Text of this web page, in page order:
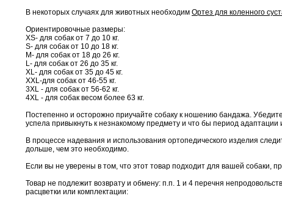
В некоторых случаях для животных необходим Ортез для коленного
Ориентировочные размеры:
XS- для собак от 7 до 10 кг.
S- для собак от 10 до 18 кг.
M- для собак от 18 до 26 кг.
L- для собак от 26 до 35 кг.
XL- для собак от 35 до 45 кг.
XXL-для собак от 46-55 кг.
3XL - для собак от 56-62 кг.
4XL - для собак весом более 63 кг.
Постепенно и осторожно приучайте собаку к ношению бандажа.
успела привыкнуть к незнакомому предмету и что бы период адаптации
В процессе надевания и использования ортопедического изделия
дольше, чем это необходимо.
Если вы не уверены в том, что этот товар подходит для вашей собаки,
Товар не подлежит возврату и обмену: п.п. 1 и 4 перечня
расцветки или комплектации: